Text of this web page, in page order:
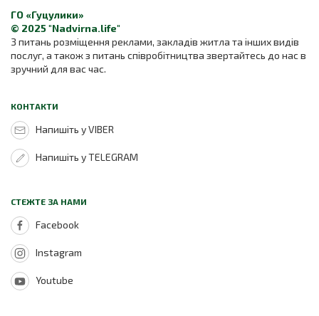
ГО «Гуцулики»
© 2025 "Nadvirna.life"
З питань розміщення реклами, закладів житла та інших видів
послуг, а також з питань співробітництва звертайтесь до нас в
зручний для вас час.
КОНТАКТИ
Напишіть у VIBER
Напишіть у TELEGRAM
СТЕЖТЕ ЗА НАМИ
Facebook
Instagram
Youtube